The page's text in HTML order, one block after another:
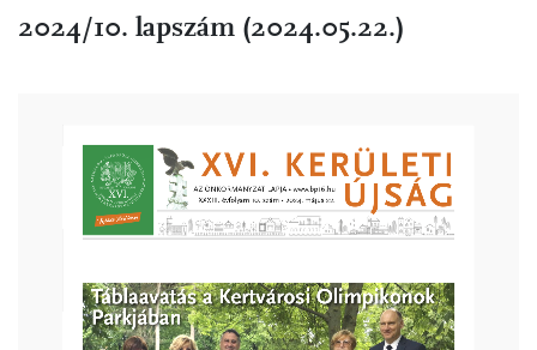
2024/10. lapszám (2024.05.22.)